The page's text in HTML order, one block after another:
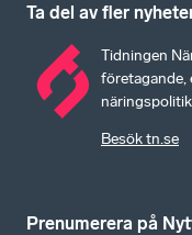
Ta del av fler
Tidningen
företagande,
Besök tn.se
Prenumerera på